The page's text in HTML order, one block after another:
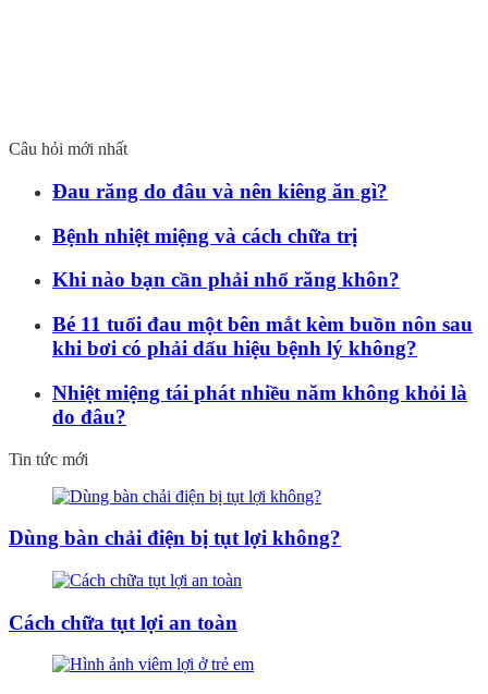
Câu hỏi mới nhất
Đau răng do đâu và nên kiêng ăn gì?
Bệnh nhiệt miệng và cách chữa trị
Khi nào bạn cần phải nhổ răng khôn?
Bé 11 tuổi đau một bên mắt kèm buồn nôn sau
khi bơi có phải dấu hiệu bệnh lý không?
Nhiệt miệng tái phát nhiều năm không khỏi là
do đâu?
Tin tức mới
Dùng bàn chải điện bị tụt lợi không?
Cách chữa tụt lợi an toàn